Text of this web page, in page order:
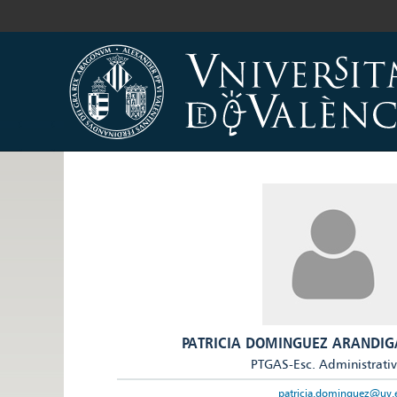
PATRICIA DOMINGUEZ
PTGAS-Esc.